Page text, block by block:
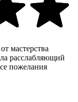
мастерства
расслабляющий
пожелания